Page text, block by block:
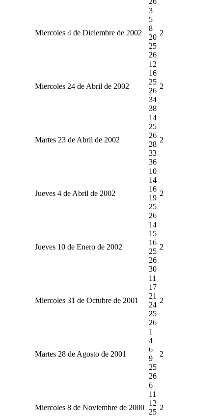
Miercoles 4 de Diciembre de 2002
3
5
8
20
25
26
2
Miercoles 24 de Abril de 2002
12
16
25
26
34
38
2
Martes 23 de Abril de 2002
14
25
26
28
33
36
2
Jueves 4 de Abril de 2002
10
14
16
19
25
26
2
Jueves 10 de Enero de 2002
14
15
16
25
26
30
2
Miercoles 31 de Octubre de 2001
11
17
21
24
25
26
2
Martes 28 de Agosto de 2001
1
4
6
9
25
26
2
Miercoles 8 de Noviembre de 2000
6
11
12
25
2